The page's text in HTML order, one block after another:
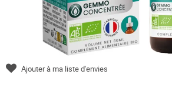
Ajouter à ma liste d'envies